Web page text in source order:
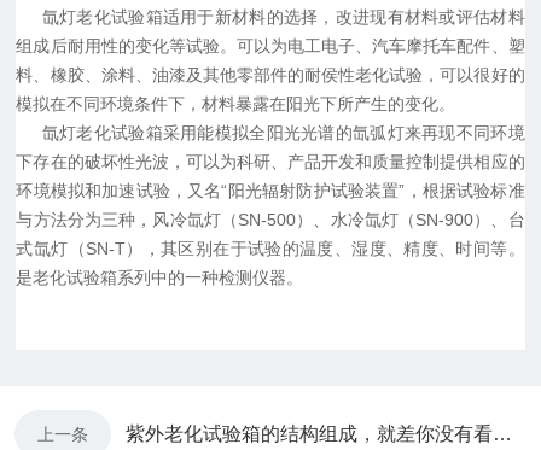
氙灯老化试验箱适用于新材料的选择，改进现有材料或评估材料
组成后耐用性的变化等试验。可以为电工电子、汽车摩托车配件、塑
料、橡胶、涂料、油漆及其他零部件的耐侯性老化试验，可以很好的
模拟在不同环境条件下，材料暴露在阳光下所产生的变化。
氙灯老化试验箱采用能模拟全阳光光谱的氙弧灯来再现不同环境
下存在的破坏性光波，可以为科研、产品开发和质量控制提供相应的
环境模拟和加速试验，又名“阳光辐射防护试验装置”，根据试验标准
与方法分为三种，风冷氙灯（SN-500）、水冷氙灯（SN-900）、台
式氙灯（SN-T），其区别在于试验的温度、湿度、精度、时间等。
是老化试验箱系列中的一种检测仪器。
上一条 紫外老化试验箱的结构组成，就差你没有看过了